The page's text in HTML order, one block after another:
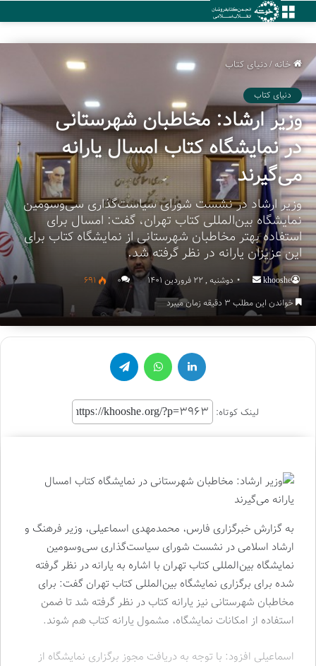
منو
خانه/دنیای کتاب
دنیای کتاب
وزیر ارشاد: مخاطبان شهرستانی
در نمایشگاه کتاب امسال یارانه
می‌گیرند
وزیر ارشاد در نشست شورای سیاست‌گذاری سی‌وسومین
نمایشگاه بین‌المللی کتاب تهران، گفت: امسال برای
استفاده بهتر مخاطبان شهرستانی از نمایشگاه کتاب برای
این عزیزان یارانه‌ در نظر گرفته شد.
khooshe
Send
an
email
دوشنبه , 22 فروردین 1401 ۰
691
خواندن این مطلب 3 دقیقه زمان میبرد
لینکدین واتس آپ تلگرام
لینک کوتاه:
به گزارش خبرگزاری فارس، محمدمهدی اسماعیلی، وزیر فرهنگ و
ارشاد اسلامی در نشست شورای سیاست‌گذاری سی‌وسومین
نمایشگاه بین‌المللی کتاب تهران با اشاره به یارانه در نظر گرفته
شده برای برگزاری نمایشگاه بین‌المللی کتاب تهران گفت: برای
مخاطبان شهرستانی نیز یارانه‌ کتاب در نظر گرفته شد تا ضمن
استفاده از امکانات نمایشگاه، مشمول یارانه کتاب هم شوند.
اسماعیلی افزود: با توجه به دریافت مجوز برگزاری نمایشگاه از